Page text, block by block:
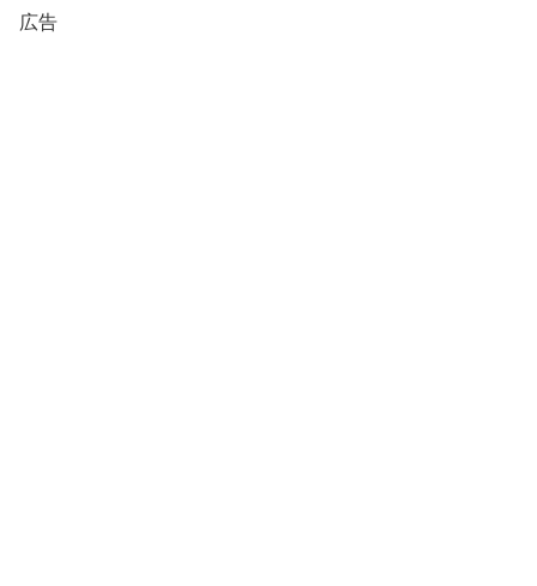
広告